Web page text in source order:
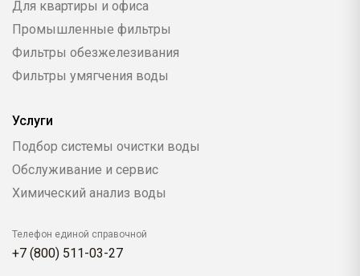
Для квартиры и офиса
Промышленные фильтры
Фильтры обезжелезивания
Фильтры умягчения воды
Услуги
Подбор системы очистки воды
Обслуживание и сервис
Химический анализ воды
Телефон единой справочной
+7 (800) 511-03-27